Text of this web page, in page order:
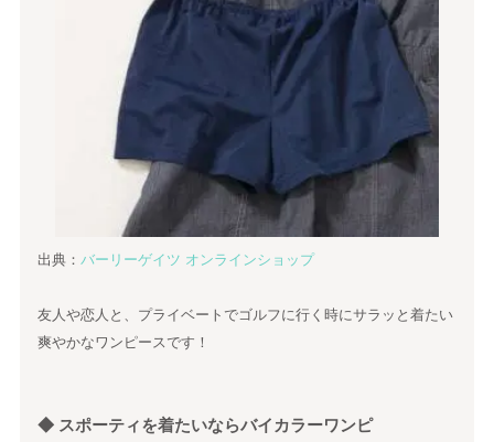
出典：バーリーゲイツ オンラインショップ
友人や恋人と、プライベートでゴルフに行く時にサラッと着たい
爽やかなワンピースです！
◆ スポーティを着たいならバイカラーワンピ